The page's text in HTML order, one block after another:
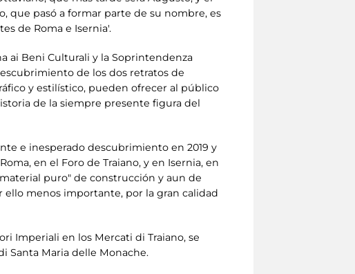
que pasó a formar parte de su nombre, es
de Roma e Isernia'.
ai Beni Culturali y la Soprintendenza
de los dos retratos de
y estilístico, pueden ofrecer al público
de la siempre presente figura del
e inesperado descubrimiento en 2019 y
en el Foro de Traiano, y en Isernia, en
puro" de construcción y aun de
menos importante, por la gran calidad
Imperiali en los Mercati di Traiano, se
Santa Maria delle Monache.